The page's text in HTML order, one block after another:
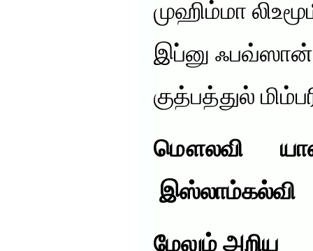
முஹிம்மா
இப்னு
குத்பத்துல்
மௌலவி
இஸ்லாம்கல்வி
மேலும் அறிய‌